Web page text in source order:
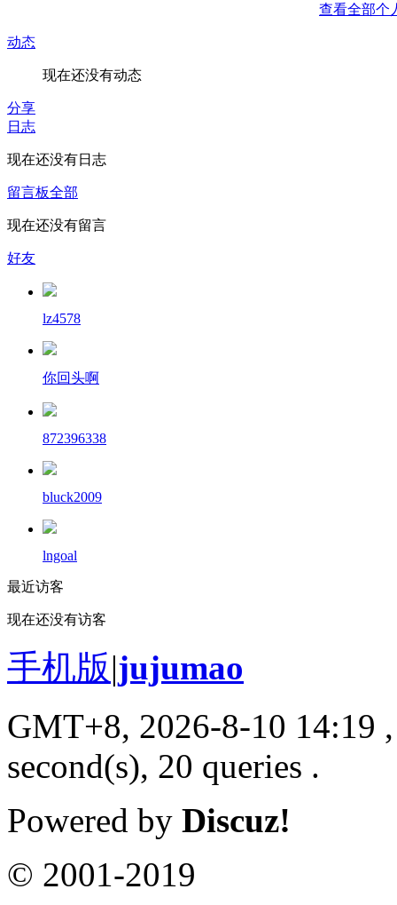
查看全部个
动态
现在还没有动态
分享
日志
现在还没有日志
留言板全部
现在还没有留言
好友
lz4578
你回头啊
872396338
bluck2009
lngoal
最近访客
现在还没有访客
手机版|jujumao
GMT+8, 2026-8-10 14:19
second(s), 20 queries .
Powered by Discuz!
© 2001-2019